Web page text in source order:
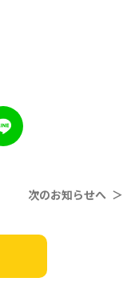
次のお知らせへ ＞